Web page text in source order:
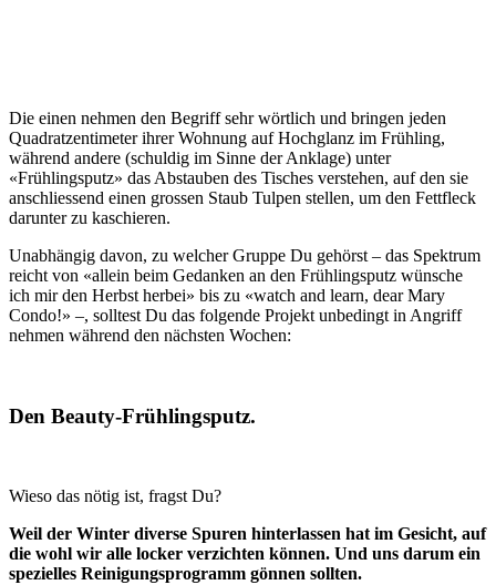
Die einen nehmen den Begriff sehr wörtlich und bringen jeden
Quadratzentimeter ihrer Wohnung auf Hochglanz im Frühling,
während andere (schuldig im Sinne der Anklage) unter
«Frühlingsputz» das Abstauben des Tisches verstehen, auf den sie
anschliessend einen grossen Staub Tulpen stellen, um den Fettfleck
darunter zu kaschieren.
Unabhängig davon, zu welcher Gruppe Du gehörst – das Spektrum
reicht von «allein beim Gedanken an den Frühlingsputz wünsche
ich mir den Herbst herbei» bis zu «watch and learn, dear Mary
Condo!» –, solltest Du das folgende Projekt unbedingt in Angriff
nehmen während den nächsten Wochen:
Den Beauty-Frühlingsputz.
Wieso das nötig ist, fragst Du?
Weil der Winter diverse Spuren hinterlassen hat im Gesicht, auf
die wohl wir alle locker verzichten können. Und uns darum ein
spezielles Reinigungsprogramm gönnen sollten.